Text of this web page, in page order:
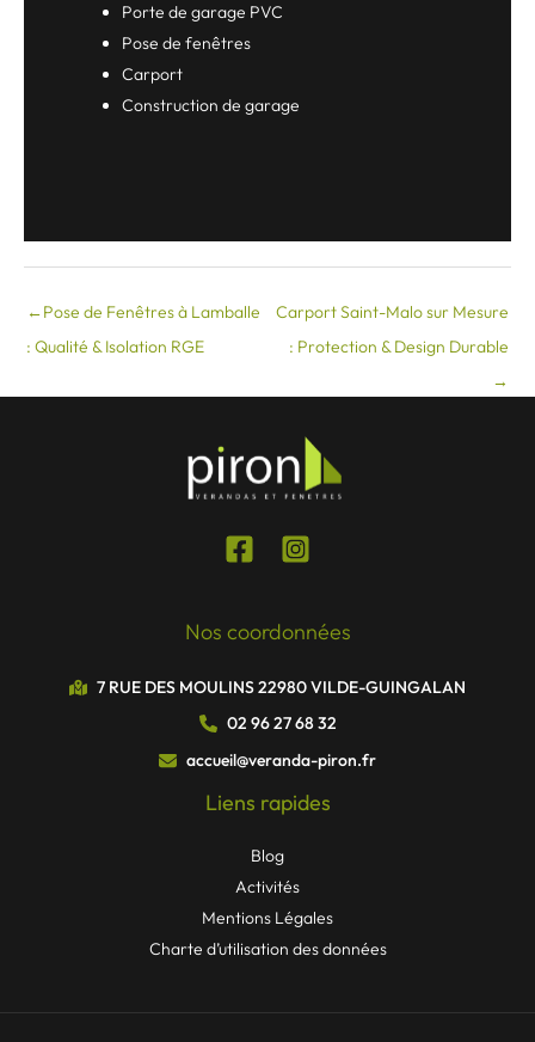
Porte de garage PVC
Pose de fenêtres
Carport
Construction de garage
←Pose de Fenêtres à Lamballe
: Qualité & Isolation RGE
Carport Saint-Malo sur Mesure
: Protection & Design Durable
→
Nos coordonnées
7 RUE DES MOULINS 22980 VILDE-GUINGALAN
02 96 27 68 32
accueil@veranda-piron.fr
Liens rapides
Blog
Activités
Mentions Légales
Charte d’utilisation des données